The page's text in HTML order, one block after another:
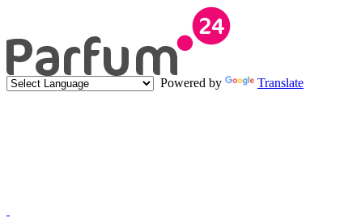
Powered by Translate